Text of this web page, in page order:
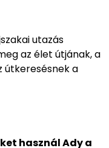
utazás
az élet útjának, a
útkeresésnek a
használ Ady a